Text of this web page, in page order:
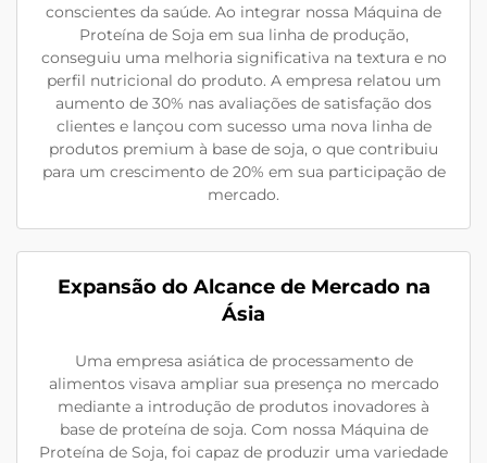
conscientes da saúde. Ao integrar nossa Máquina de
Proteína de Soja em sua linha de produção,
conseguiu uma melhoria significativa na textura e no
perfil nutricional do produto. A empresa relatou um
aumento de 30% nas avaliações de satisfação dos
clientes e lançou com sucesso uma nova linha de
produtos premium à base de soja, o que contribuiu
para um crescimento de 20% em sua participação de
mercado.
Expansão do Alcance de Mercado na
Ásia
Uma empresa asiática de processamento de
alimentos visava ampliar sua presença no mercado
mediante a introdução de produtos inovadores à
base de proteína de soja. Com nossa Máquina de
Proteína de Soja, foi capaz de produzir uma variedade